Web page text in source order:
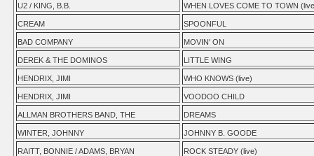
U2 / KING, B.B. WHEN LOVES COME TO TOWN
CREAM SPOONFUL
BAD COMPANY MOVIN' ON
DEREK & THE DOMINOS LITTLE WING
HENDRIX, JIMI WHO KNOWS (live)
HENDRIX, JIMI VOODOO CHILD
ALLMAN BROTHERS BAND, THE DREAMS
WINTER, JOHNNY JOHNNY B. GOODE
RAITT, BONNIE / ADAMS, BRYAN ROCK STEADY (live)